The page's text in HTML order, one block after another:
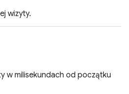
wizyty.
w milisekundach od początku